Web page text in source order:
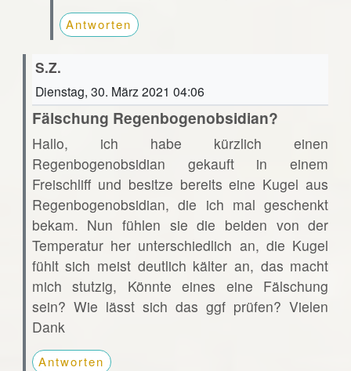
Antworten
S.Z.
Dienstag, 30. März 2021 04:06
Fälschung Regenbogenobsidian?
Hallo, ich habe kürzlich einen
Regenbogenobsidian gekauft in einem
Freischliff und besitze bereits eine Kugel aus
Regenbogenobsidian, die ich mal geschenkt
bekam. Nun fühlen sie die beiden von der
Temperatur her unterschiedlich an, die Kugel
fühlt sich meist deutlich kälter an, das macht
mich stutzig, Könnte eines eine Fälschung
sein? Wie lässt sich das ggf prüfen? Vielen
Dank
Antworten